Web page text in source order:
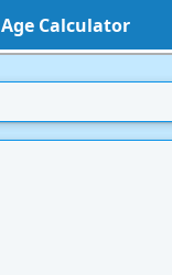
Age Calculator